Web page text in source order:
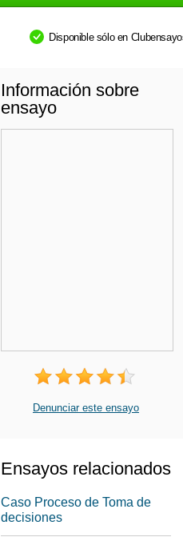
Disponible sólo en
Información sobre
ensayo
Denunciar este ensayo
Ensayos relacionados
Caso Proceso de Toma de
decisiones